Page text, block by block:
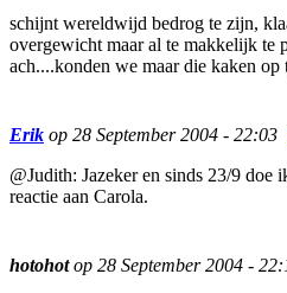
schijnt wereldwijd bedrog te zijn,
overgewicht maar al te makkelijk te
ach....konden we maar die kaken op
Erik op 28 September 2004 - 22:03
@Judith: Jazeker en sinds 23/9
reactie aan Carola.
hotohotop 28 September 2004 -